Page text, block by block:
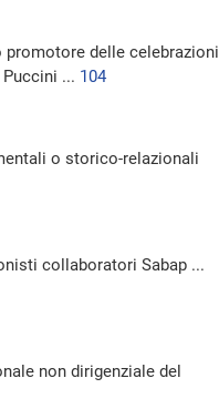
delle celebrazioni
... 104
o storico-relazionali
collaboratori Sabap ...
non dirigenziale del